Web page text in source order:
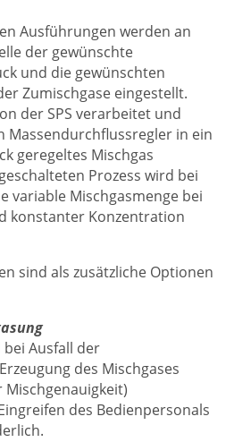
Ausführungen werden an
der gewünschte
und die gewünschten
Zumischgase eingestellt.
der SPS verarbeitet und
Massendurchflussregler in ein
geregeltes Mischgas
Prozess wird bei
variable Mischgasmenge bei
konstanter Konzentration
sind als zusätzliche Optionen
Ausfall der
des Mischgases
des Bedienpersonals